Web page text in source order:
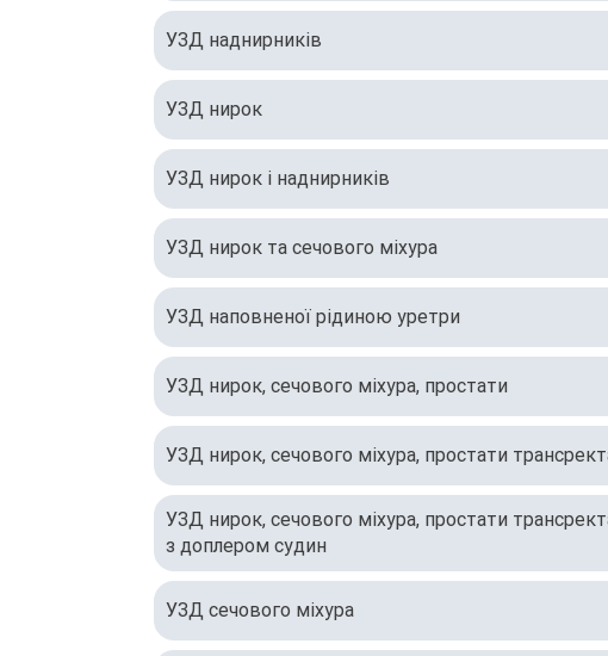
УЗД наднирників
УЗД нирок
УЗД нирок і наднирників
УЗД нирок та сечового міхура
УЗД наповненої рідиною уретри
УЗД нирок, сечового міхура, простати
УЗД нирок, сечового міхура, простати
УЗД нирок, сечового міхура, простати
з доплером судин
УЗД сечового міхура